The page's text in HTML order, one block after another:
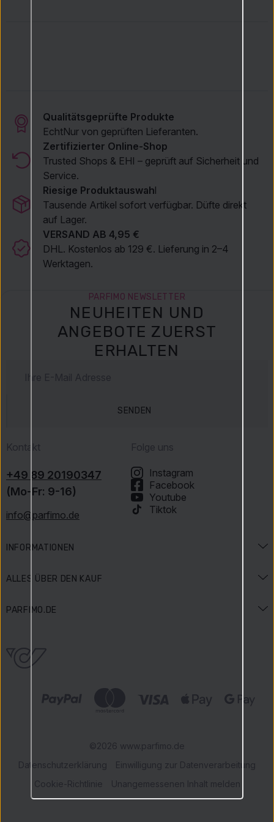
Qualitätsgeprüfte Produkte
EchtNur von geprüften Lieferanten.
Zertifizierter Online-Shop
Trusted Shops & EHI – geprüft auf Sicherheit und
Service.
Riesige Produktauswahl
Tausende Artikel sofort verfügbar. Düfte direkt
auf Lager.
VERSAND AB 4,95 €
DHL. Kostenlos ab 129 €. Lieferung in 2–4
Werktagen.
PARFIMO NEWSLETTER
NEUHEITEN UND
ANGEBOTE ZUERST
ERHALTEN
SENDEN
Kontakt
+49 89 20190347
(Mo-Fr: 9-16)
info@parfimo.de
INFORMATIONEN
Anlässe & Aktionen
Bewertungen
ALLES ÜBER DEN KAUF
Widerrufsbelehrung
Reklamationen
Datenschutz
PARFIMO.DE
Über uns
Unsere Vorteile
Folge uns
Instagram
Facebook
Youtube
Tiktok
©2026 www.parfimo.de
Datenschutzerklärung
Einwilligung zur Datenverarbeitung
Cookie-Richtlinie
Unangemessenen Inhalt melden